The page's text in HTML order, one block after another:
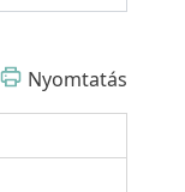
Nyomtatás